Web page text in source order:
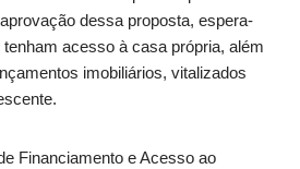
dessa proposta, espera-
acesso à casa própria, além
imobiliários, vitalizados
Financiamento e Acesso ao